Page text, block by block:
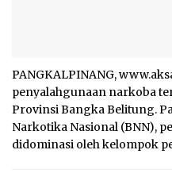
PANGKALPINANG,
penyalahgunaan narkoba
Provinsi Bangka Belitung.
Narkotika Nasional (BNN),
didominasi oleh kelompok